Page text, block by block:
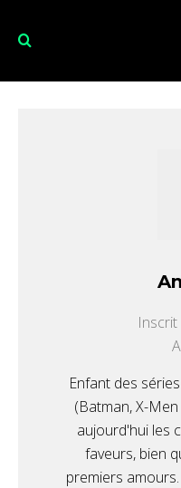
Inscrit
Enfant des
(Batman, X-
aujourd'hui les
faveurs, bien
premiers